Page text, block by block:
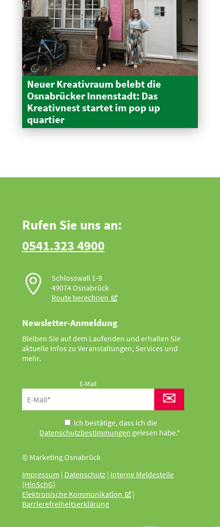
Neuer Kreativraum belebt die
Osnabrücker Innen­stadt: Das
Kreativnest startet im pop up
quartier
Rufen Sie uns an:
0541.323 4900

Schlosswall 1-9
49074 Osnabrück
Route berechnen
Newsletter-Anmeldung
Bleiben Sie auf dem Laufenden und erhalten Sie
aktuelle Infos zu Veranstaltungen, Services und
mehr.
E-Mail
✉
Ich bestätige, dass ich die
Datenschutzbestimmungen gelesen habe.*
© Marketing Osnabrück
Impressum | Datenschutz| Interne Meldestelle
(HinSchG)
Elektronische Kommunikation
|
Barrierefreiheitserklärung